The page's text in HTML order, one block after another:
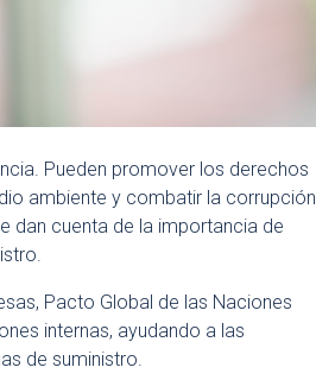
Pueden promover los derechos
ambiente y combatir la corrupción.
dan cuenta de la importancia de
Pacto Global de las Naciones
internas, ayudando a las
de suministro.